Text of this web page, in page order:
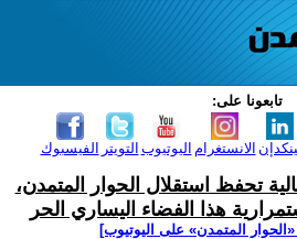
تابعونا على:
الفيسبوك التويتر اليوتيوب الانستغرام
تحفظ استقلال الحوار المتمدن،
هذا الفضاء اليساري الحر
المتمدن» على اليوتيوب]